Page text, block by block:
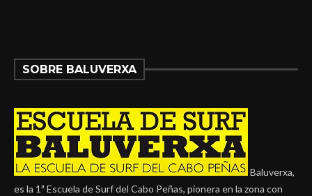
SOBRE BALUVERXA
Baluverxa,
es la 1ª Escuela de Surf del Cabo Peñas, pionera en la zona con